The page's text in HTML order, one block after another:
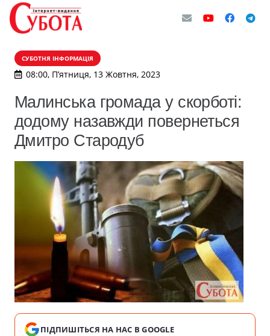
СУБОТНЯ ІНФОРМАЦІЯ
08:00, П’ятниця, 13 Жовтня, 2023
Малинська громада у скорботі:
додому назавжди повернеться
Дмитро Стародуб
ПІДПИШІТЬСЯ НА НАС В GOOGLE